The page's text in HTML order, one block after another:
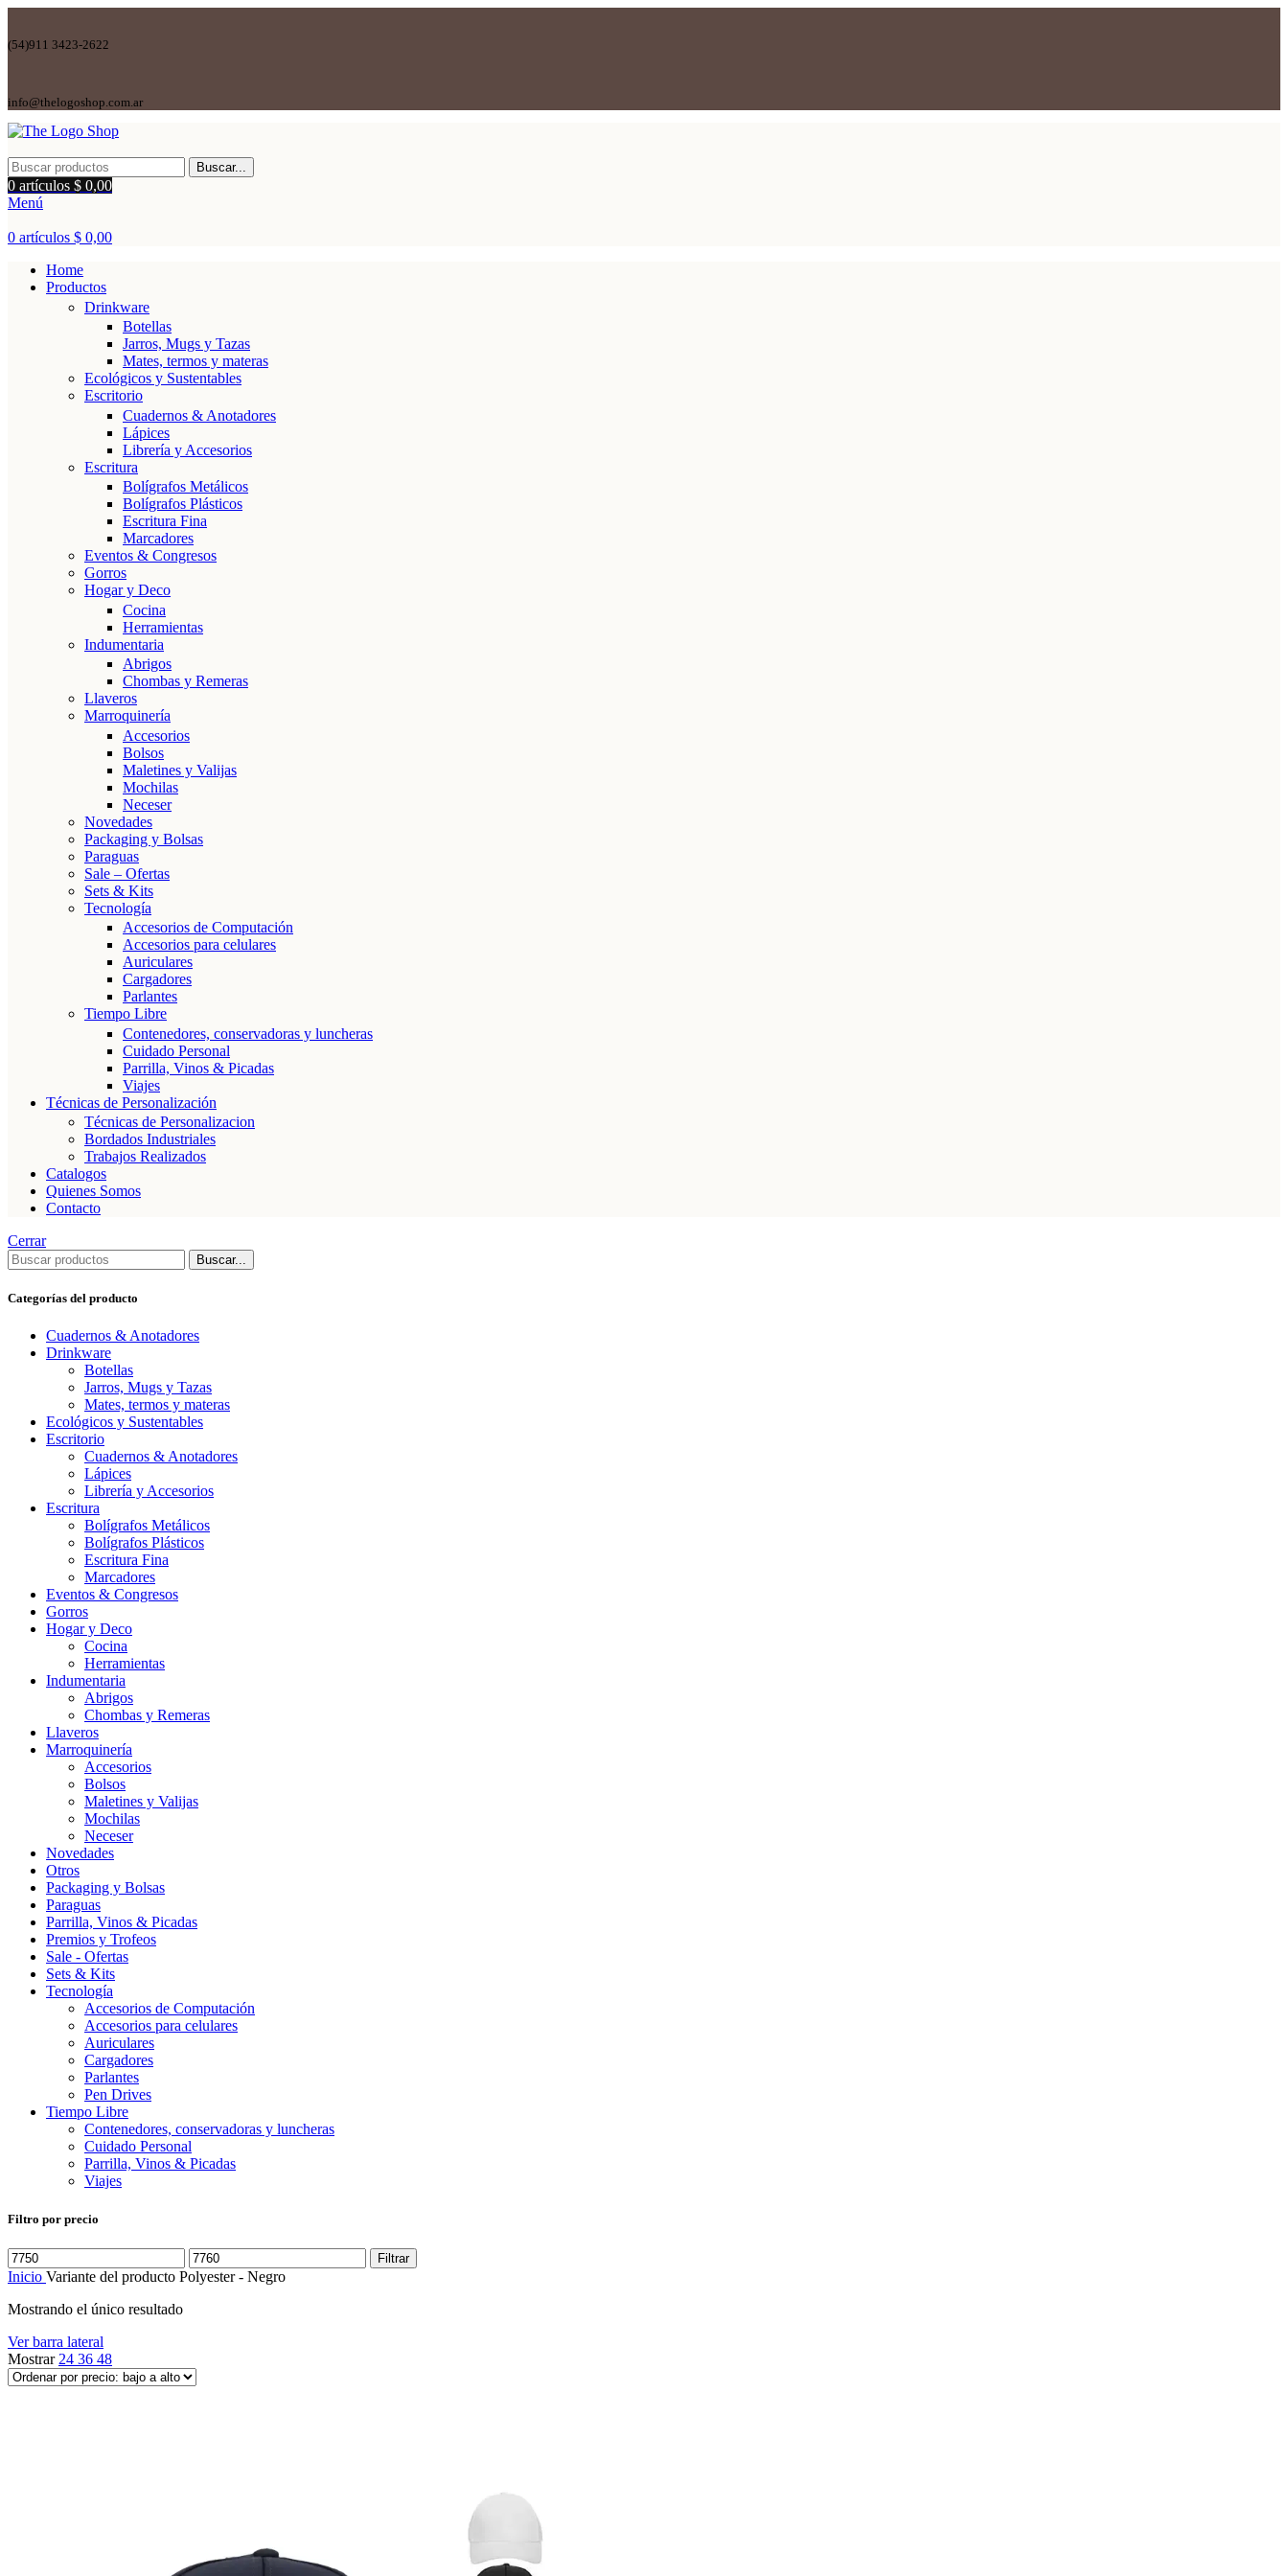
(54)911 3423-2622
info@thelogoshop.com.ar
Buscar...
0 artículos $ 0,00
Menú
0 artículos $ 0,00
Home
Productos
Drinkware
Botellas
Jarros, Mugs y Tazas
Mates, termos y materas
Ecológicos y Sustentables
Escritorio
Cuadernos & Anotadores
Lápices
Librería y Accesorios
Escritura
Bolígrafos Metálicos
Bolígrafos Plásticos
Escritura Fina
Marcadores
Eventos & Congresos
Gorros
Hogar y Deco
Cocina
Herramientas
Indumentaria
Abrigos
Chombas y Remeras
Llaveros
Marroquinería
Accesorios
Bolsos
Maletines y Valijas
Mochilas
Neceser
Novedades
Packaging y Bolsas
Paraguas
Sale – Ofertas
Sets & Kits
Tecnología
Accesorios de Computación
Accesorios para celulares
Auriculares
Cargadores
Parlantes
Tiempo Libre
Contenedores, conservadoras y luncheras
Cuidado Personal
Parrilla, Vinos & Picadas
Viajes
Técnicas de Personalización
Técnicas de Personalizacion
Bordados Industriales
Trabajos Realizados
Catalogos
Quienes Somos
Contacto
Cerrar
Buscar...
Categorías del producto
Cuadernos & Anotadores
Drinkware
Botellas
Jarros, Mugs y Tazas
Mates, termos y materas
Ecológicos y Sustentables
Escritorio
Cuadernos & Anotadores
Lápices
Librería y Accesorios
Escritura
Bolígrafos Metálicos
Bolígrafos Plásticos
Escritura Fina
Marcadores
Eventos & Congresos
Gorros
Hogar y Deco
Cocina
Herramientas
Indumentaria
Abrigos
Chombas y Remeras
Llaveros
Marroquinería
Accesorios
Bolsos
Maletines y Valijas
Mochilas
Neceser
Novedades
Otros
Packaging y Bolsas
Paraguas
Parrilla, Vinos & Picadas
Premios y Trofeos
Sale - Ofertas
Sets & Kits
Tecnología
Accesorios de Computación
Accesorios para celulares
Auriculares
Cargadores
Parlantes
Pen Drives
Tiempo Libre
Contenedores, conservadoras y luncheras
Cuidado Personal
Parrilla, Vinos & Picadas
Viajes
Filtro por precio
Precio
mínimo
Precio
máximo
Filtrar
Inicio Variante del producto Polyester - Negro
Mostrando el único resultado
Ver barra lateral
Mostrar 24 36 48